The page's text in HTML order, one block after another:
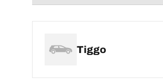
Tiggo